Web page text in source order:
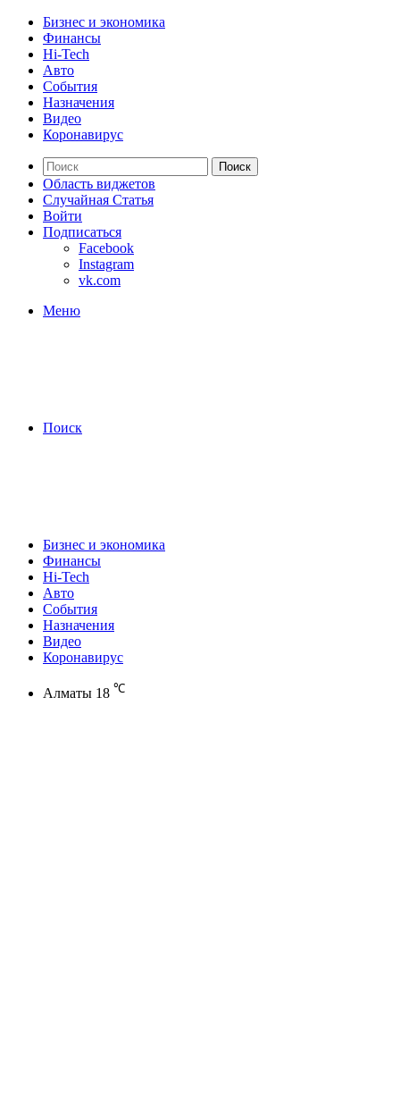
Бизнес и экономика
Финансы
Hi-Tech
Авто
События
Назначения
Видео
Коронавирус
Поиск
Область виджетов
Случайная Статья
Войти
Подписаться
Facebook
Instagram
vk.com
Меню
Поиск
Бизнес и экономика
Финансы
Hi-Tech
Авто
События
Назначения
Видео
Коронавирус
Алматы 18 ℃